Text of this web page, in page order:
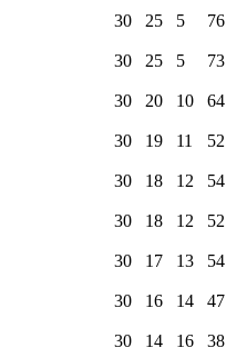
30 25 5 76
30 25 5 73
30 20 10 64
30 19 11 52
30 18 12 54
30 18 12 52
30 17 13 54
30 16 14 47
30 14 16 38